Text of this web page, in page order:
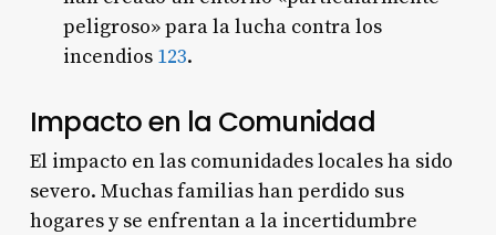
peligroso» para la lucha contra los
incendios 123.
Impacto en la Comunidad
El impacto en las comunidades locales ha sido
severo. Muchas familias han perdido sus
hogares y se enfrentan a la incertidumbre